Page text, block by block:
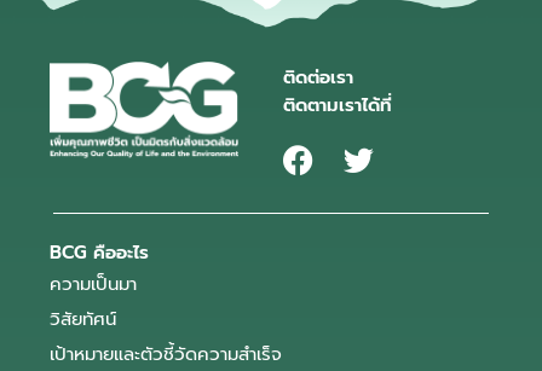
ติดต่อเรา
ติดตามเราได้ที่
BCG คืออะไร
ความเป็นมา
วิสัยทัศน์
เป้าหมายและตัวชี้วัดความสำเร็จ